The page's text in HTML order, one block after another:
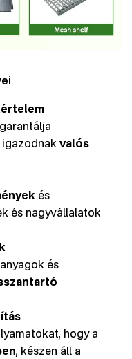
igazodnakvalós
és
és nagyvállalatok
és
hogy a
, készen áll a